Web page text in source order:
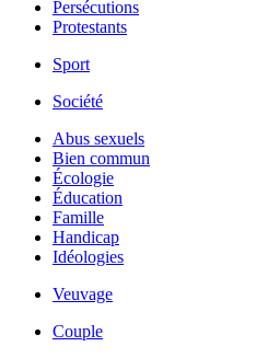
Persécutions
Protestants
Sport
Société
Abus sexuels
Bien commun
Écologie
Éducation
Famille
Handicap
Idéologies
Veuvage
Couple